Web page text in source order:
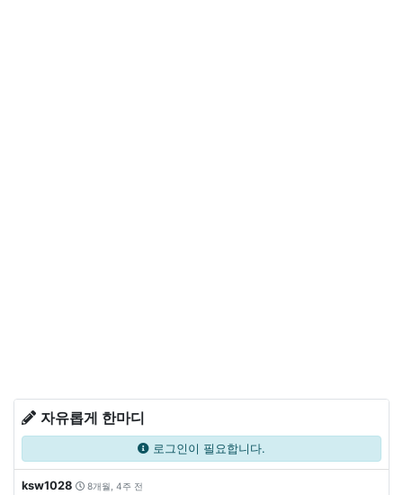
자유롭게 한마디
로그인이 필요합니다.
ksw1028 8개월, 4주 전